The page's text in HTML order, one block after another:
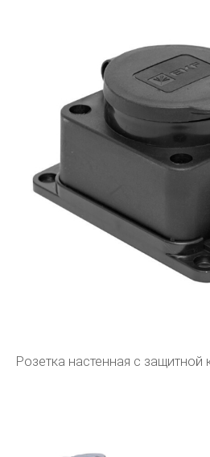
Розетка настенная с защитной